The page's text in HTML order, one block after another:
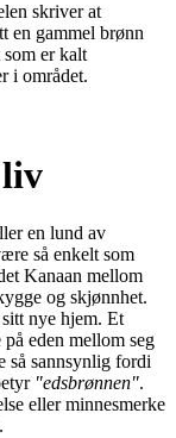
skriver at
en gammel brønn
er kalt
i området.
en lund av
så enkelt som
Kanaan mellom
og skjønnhet.
nye hjem. Et
eden mellom seg
så sannsynlig fordi
"edsbrønnen".
eller minnesmerke